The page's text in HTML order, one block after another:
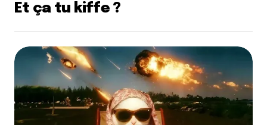
Et ça tu kiffe ?